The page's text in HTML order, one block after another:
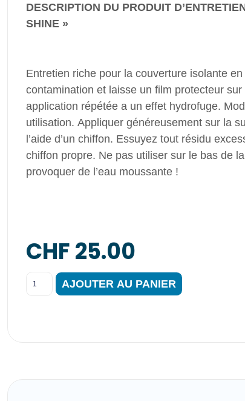
DESCRIPTION DU PRODUIT
SHINE »
Entretien riche pour la couverture isolante
contamination et laisse un film protecteur
application répétée a un effet hydrofuge.
utilisation. Appliquer généreusement sur la
l’aide d’un chiffon. Essuyez tout résidu
chiffon propre. Ne pas utiliser sur le bas de
provoquer de l’eau moussante !
CHF25.00
AJOUTER AU PANIER